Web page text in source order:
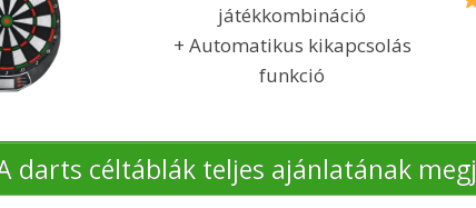
játékkombináció
+ Automatikus kikapcsolás
funkció
darts céltáblák teljes ajánlatának